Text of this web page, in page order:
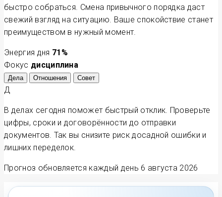
быстро собраться. Смена привычного порядка даст
свежий взгляд на ситуацию. Ваше спокойствие станет
преимуществом в нужный момент.
Энергия дня 71 %
Фокус дисциплина
Дела Отношения Совет
Д
В делах сегодня поможет быстрый отклик. Проверьте
цифры, сроки и договорённости до отправки
документов. Так вы снизите риск досадной ошибки и
лишних переделок.
Прогноз обновляется каждый день 6 августа 2026